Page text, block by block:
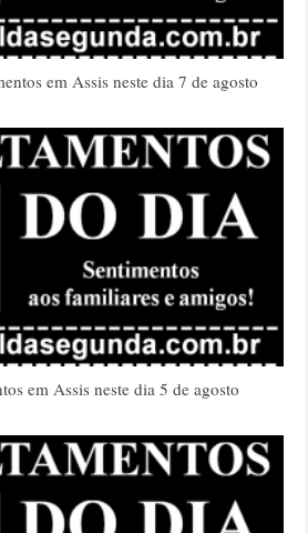
em Assis neste dia 7 de agosto
em Assis neste dia 5 de agosto